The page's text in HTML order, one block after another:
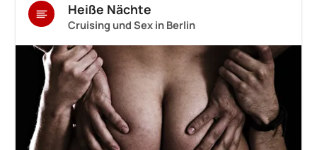
Heiße Nächte
Cruising und Sex in Berlin